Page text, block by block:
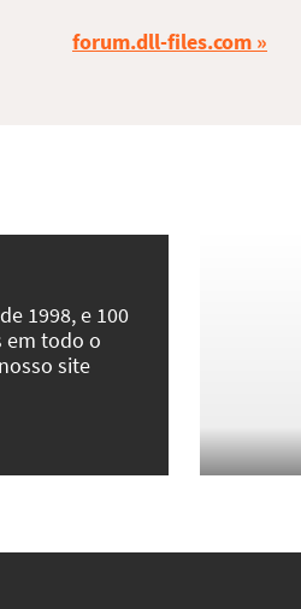
forum.dll-files.com
1998, e 100
em todo o
site